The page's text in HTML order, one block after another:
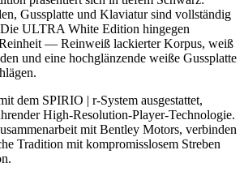
Gussplatte und Klaviatur sind vollständig
ULTRA White Edition hingegen
— Reinweiß lackierter Korpus, weiß
und eine hochglänzende weiße Gussplatte
dem SPIRIO | r-System ausgestattet,
High-Resolution-Player-Technologie.
mit Bentley Motors, verbinden
Tradition mit kompromisslosem Streben